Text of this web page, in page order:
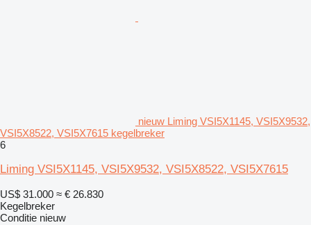
nieuw Liming VSI5X1145, VSI5X9532,
VSI5X8522, VSI5X7615 kegelbreker
6
Liming VSI5X1145, VSI5X9532, VSI5X8522, VSI5X7615
US$ 31.000 ≈ € 26.830
Kegelbreker
Conditie nieuw